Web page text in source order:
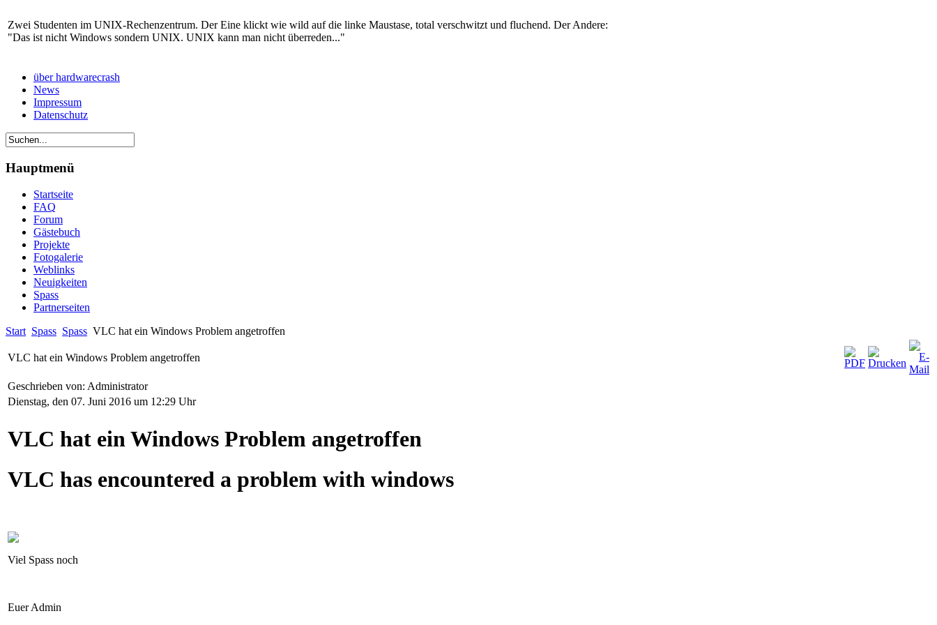
Zwei Studenten im UNIX-Rechenzentrum. Der Eine klickt wie wild auf die linke Maustase, total verschwitzt und fluchend. Der Andere:
"Das ist nicht Windows sondern UNIX. UNIX kann man nicht überreden..."
über hardwarecrash
News
Impressum
Datenschutz
Hauptmenü
Startseite
FAQ
Forum
Gästebuch
Projekte
Fotogalerie
Weblinks
Neuigkeiten
Spass
Partnerseiten
Start Spass Spass VLC hat ein Windows Problem angetroffen
VLC hat ein Windows Problem angetroffen
Geschrieben von: Administrator
Dienstag, den 07. Juni 2016 um 12:29 Uhr
VLC hat ein Windows Problem angetroffen
VLC has encountered a problem with windows
Viel Spass noch
Euer Admin